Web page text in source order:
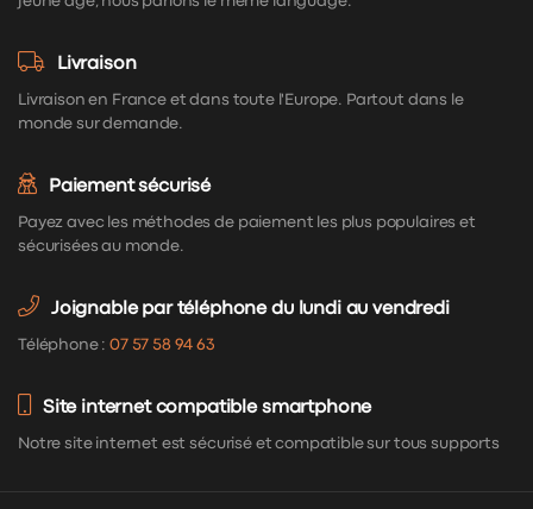
Livraison
Livraison en France et dans toute l'Europe. Partout dans le
monde sur demande.
Paiement sécurisé
Payez avec les méthodes de paiement les plus populaires et
sécurisées au monde.
Joignable par téléphone du lundi au vendredi
Téléphone :07 57 58 94 63
Site internet compatible smartphone
Notre site internet est sécurisé et compatible sur tous supports